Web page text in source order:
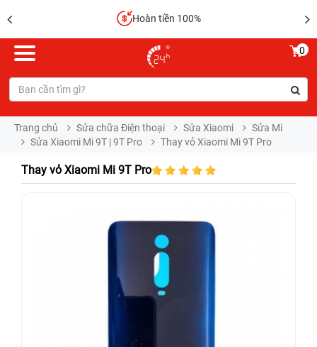
Hoàn tiền 100%
0
Trang chủ Sửa chữa Điện thoại Sửa Xiaomi
Sửa Mi
Sửa Xiaomi Mi 9T | 9T Pro
Thay vỏ Xiaomi Mi 9T Pro
Thay vỏ Xiaomi Mi 9T Pro